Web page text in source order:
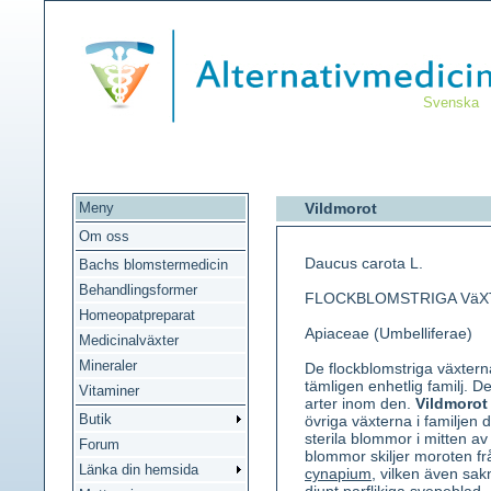
Svenska
Meny
Om oss
Bachs blomstermedicin
Behandlingsformer
Homeopatpreparat
Medicinalväxter
Mineraler
Vitaminer
Butik
Forum
Länka din hemsida
Vildmorot
Daucus carota L.
FLOCKBLOMSTRIGA
Apiaceae (Umbelliferae)
De flockblomstriga
tämligen enhetlig familj.
arter inom den. Vildmorot
övriga växterna i familjen
sterila blommor i mitten
blommor skiljer moroten
cynapium , vilken även